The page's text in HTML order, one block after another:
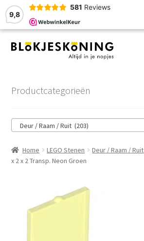
9,8
581 Reviews
Ga
Ga
Winkelmand
Afrekenen
Zoekhulp
Productcategorieën
Deur / Raam / Ruit (203)
Home LEGO Stenen Deur / Raam / Ruit
x 2 x 2 Transp. Neon Groen